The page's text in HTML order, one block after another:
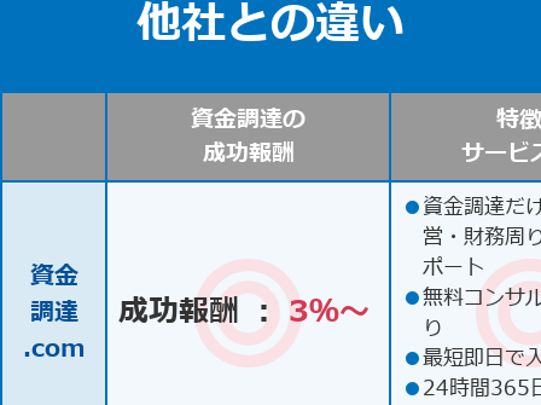
他社との違い
資金調達の
成功報酬
特
サービ
資金
調達
.com
成功報酬 ： 3％〜
●資金調達だ
営・財務周
ポート
●無料コンサ
り
●最短即日で
●24時間365